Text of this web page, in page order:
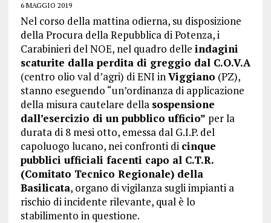
6 MAGGIO 2019
Nel corso della mattina odierna, su disposizione
della Procura della Repubblica di Potenza, i
Carabinieri del NOE, nel quadro delle indagini
scaturite dalla perdita di greggio dal C.O.V.A
(centro olio val d’agri) di ENI inViggiano (PZ),
stanno eseguendo “un’ordinanza di applicazione
della misura cautelare della sospensione
dall’esercizio di un pubblico ufficio” per la
durata di 8 mesi otto, emessa dal G.I.P. del
capoluogo lucano, nei confronti di cinque
pubblici ufficiali facenti capo al C.T.R.
(Comitato Tecnico Regionale) della
Basilicata, organo di vigilanza sugli impianti a
rischio di incidente rilevante, qual è lo
stabilimento in questione.